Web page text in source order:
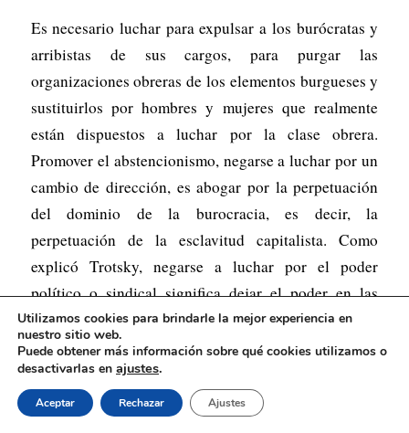
Es necesario luchar para expulsar a los burócratas y
arribistas de sus cargos, para purgar las
organizaciones obreras de los elementos burgueses y
sustituirlos por hombres y mujeres que realmente
están dispuestos a luchar por la clase obrera.
Promover el abstencionismo, negarse a luchar por un
cambio de dirección, es abogar por la perpetuación
del dominio de la burocracia, es decir, la
perpetuación de la esclavitud capitalista. Como
explicó Trotsky, negarse a luchar por el poder
político o sindical significa dejar el poder en las
manos de aquellos que ahora lo detentan.
«¿Una Gran Unión?»
Utilizamos cookies para brindarle la mejor experiencia en
nuestro sitio web.
Puede obtener más información sobre qué cookies utilizamos o
desactivarlas en ajustes.
Aceptar Rechazar Ajustes